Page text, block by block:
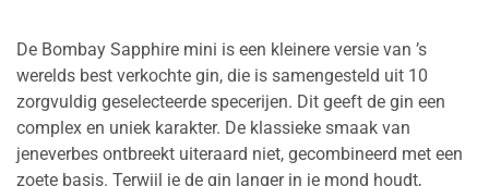
De Bombay Sapphire mini is een kleinere versie van ’s
werelds best verkochte gin, die is samengesteld uit 10
zorgvuldig geselecteerde specerijen. Dit geeft de gin een
complex en uniek karakter. De klassieke smaak van
jeneverbes ontbreekt uiteraard niet, gecombineerd met een
zoete basis. Terwijl je de gin langer in je mond houdt,